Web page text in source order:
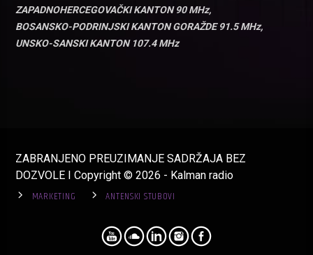
ZAPADNOHERCEGOVAČKI KANTON 90 MHz,
BOSANSKO-PODRINJSKI KANTON GORAŽDE 91.5 MHz,
UNSKO-SANSKI KANTON 107.4 MHz
ZABRANJENO PREUZIMANJE SADRŽAJA BEZ
DOZVOLE I Copyright © 2026 - Kalman radio
MARKETING ANTENSKI STUBOVI